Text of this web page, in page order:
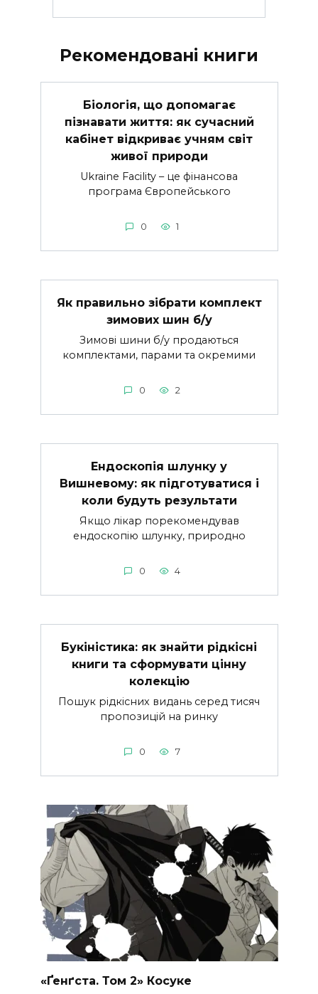
Рекомендовані книги
Біологія, що допомагає
пізнавати життя: як сучасний
кабінет відкриває учням світ
живої природи
Ukraine Facility – це фінансова
програма Європейського
0 1
Як правильно зібрати комплект
зимових шин б/у
Зимові шини б/у продаються
комплектами, парами та окремими
0 2
Ендоскопія шлунку у
Вишневому: як підготуватися і
коли будуть результати
Якщо лікар порекомендував
ендоскопію шлунку, природно
0 4
Букіністика: як знайти рідкісні
книги та сформувати цінну
колекцію
Пошук рідкісних видань серед тисяч
пропозицій на ринку
0 7
«Ґенґста. Том 2» Косуке